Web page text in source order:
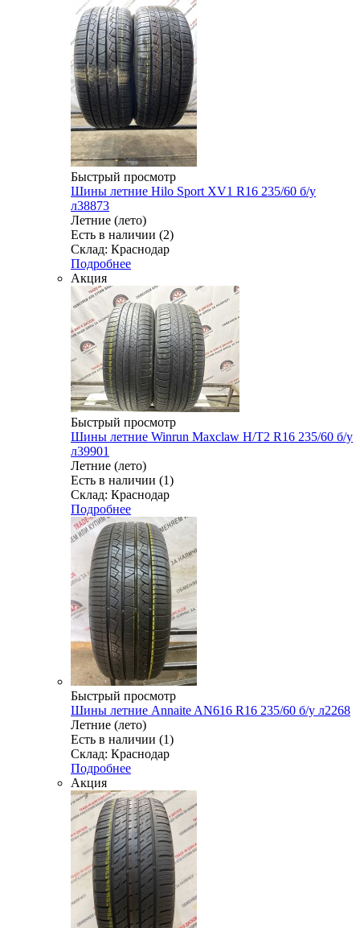
Быстрый просмотр
Шины летние Hilo Sport XV1 R16 235/60 б/у
л38873
Летние (лето)
Есть в наличии (2)
Склад: Краснодар
Подробнее
Акция
Быстрый просмотр
Шины летние Winrun Maxclaw H/T2 R16 235/60 б/у
л39901
Летние (лето)
Есть в наличии (1)
Склад: Краснодар
Подробнее
Быстрый просмотр
Шины летние Annaite AN616 R16 235/60 б/у л2268
Летние (лето)
Есть в наличии (1)
Склад: Краснодар
Подробнее
Акция